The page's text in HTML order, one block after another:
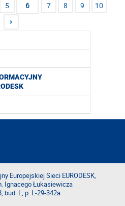
5 6 7 8 9 10
Europejskiej Sieci EURODESK,
Ignacego Łukasiewicza
bud. L, p. L-29-342a